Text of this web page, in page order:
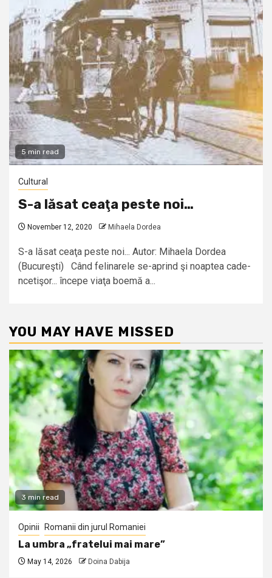
5 min read
Cultural
S-a lăsat ceaţa peste noi…
November 12, 2020 Mihaela Dordea
S-a lăsat ceaţa peste noi... Autor: Mihaela Dordea
(Bucureşti) Când felinarele se-aprind şi noaptea cade-
ncetişor... începe viaţa boemă a...
YOU MAY HAVE MISSED
3 min read
Opinii Romanii din jurul Romaniei
La umbra „fratelui mai mare”
May 14, 2026 Doina Dabija